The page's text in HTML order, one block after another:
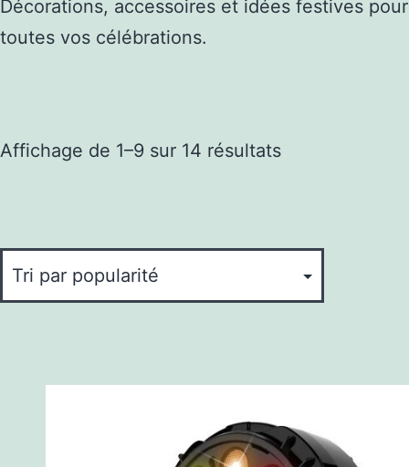
Décorations, accessoires et idées festives pour
toutes vos célébrations.
Affichage de 1–9 sur 14 résultatsTrié